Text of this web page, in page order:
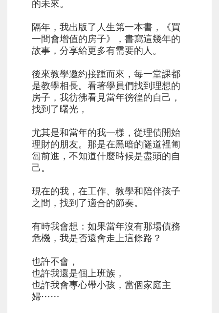
的未來。
隔年，我出版了人生第一本書，《買
一間會增值的房子》，書寫這幾年的
故事，分享給更多有需要的人。
後來教學邀約接踵而來，每一堂課都
是教學相長。看著學員們找到理想的
房子，我彷彿看見當年徬徨的自己，
找到了曙光，
尤其是和當年的我一樣，從理債開始
理財的朋友。那是在黑暗的隧道裡匍
匐前進，不知道什麼時候是盡頭的自
己。
現在的我，在工作、教學和陪伴孩子
之間，找到了適合的節奏。
有時我會想：如果當年沒有那場債務
危機，我是否還會走上這條路？
也許不會，
也許我還是個上班族，
也許我會專心帶小孩，當個家庭主
婦⋯⋯